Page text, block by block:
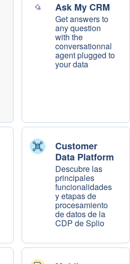
Ask My CRM
Get answers to
any question
with the
conversationnal
agent plugged to
your data
Customer
Data Platform
Descubre las
principales
funcionalidades
y etapas de
procesamiento
de datos de la
CDP de Splio